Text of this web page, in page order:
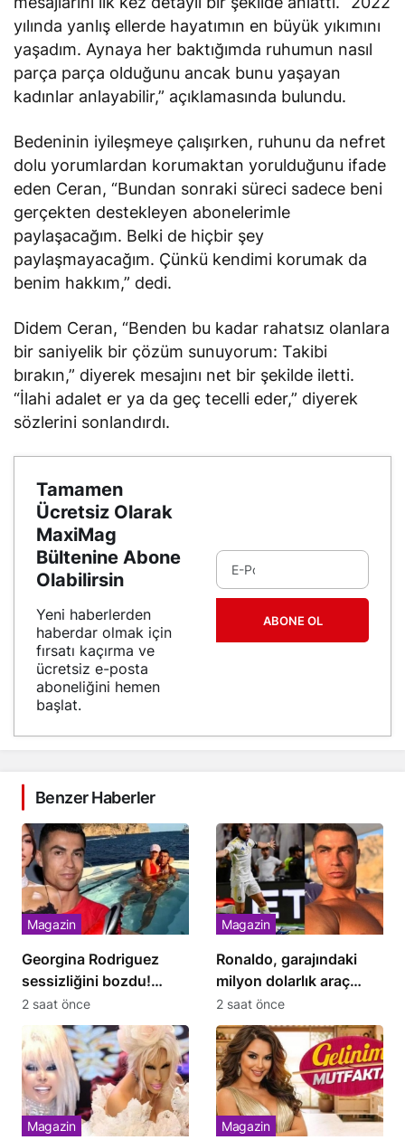
yılında yanlış ellerde hayatımın en büyük yıkımını
yaşadım. Aynaya her baktığımda ruhumun nasıl
parça parça olduğunu ancak bunu yaşayan
kadınlar anlayabilir,” açıklamasında bulundu.
Bedeninin iyileşmeye çalışırken, ruhunu da nefret
dolu yorumlardan korumaktan yorulduğunu ifade
eden Ceran, “Bundan sonraki süreci sadece beni
gerçekten destekleyen abonelerimle
paylaşacağım. Belki de hiçbir şey
paylaşmayacağım. Çünkü kendimi korumak da
benim hakkım,” dedi.
Didem Ceran, “Benden bu kadar rahatsız olanlara
bir saniyelik bir çözüm sunuyorum: Takibi
bırakın,” diyerek mesajını net bir şekilde iletti.
“İlahi adalet er ya da geç tecelli eder,” diyerek
sözlerini sonlandırdı.
Tamamen
Ücretsiz Olarak
MaxiMag
Bültenine Abone
Olabilirsin
Yeni haberlerden
haberdar olmak için
fırsatı kaçırma ve
ücretsiz e-posta
aboneliğini hemen
başlat.
ABONE OL
Benzer Haberler
Georgina Rodriguez
sessizliğini bozdu!
Ronaldo’nun
nişanlısından dikkat
çeken açıklama
Magazin
2 saat önce
Ronaldo, garajındaki
milyon dolarlık araç
koleksiyonunu sergiledi
Magazin
2 saat önce
Magazin Magazin